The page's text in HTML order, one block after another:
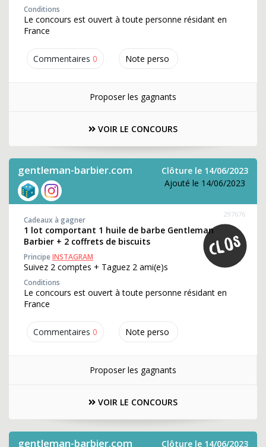
Commentaires 0 Note perso
Conditions
Le concours est ouvert à toute personne résidant en
France
Proposer les gagnants
VOIR LE CONCOURS
gentleman-barbier.com
Clôture le 14/06/2023
Ajouté le 14/06/2023
Commentaires 0 Note perso
297676
Cadeaux à gagner
1 lot comportant 1 huile de barbe Gentleman
Barbier + 2 coffrets de biscuits
PrincipeINSTAGRAM
Suivez 2 comptes + Taguez 2 ami(e)s
Conditions
Le concours est ouvert à toute personne résidant en
France
Proposer les gagnants
VOIR LE CONCOURS
gentleman-barbier.com
Clôture le 14/06/2023